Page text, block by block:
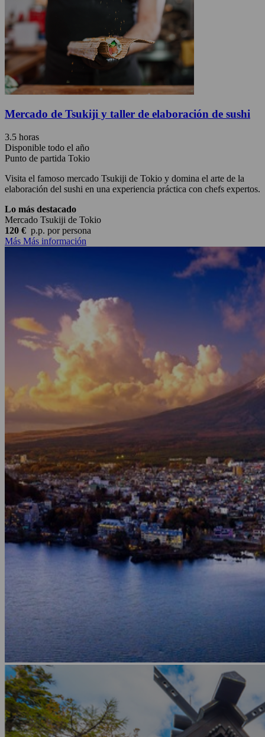
Mercado de Tsukiji y taller de elaboración de sushi
3.5 horas
Disponible todo el año
Punto de partida Tokio
Visita el famoso mercado Tsukiji de Tokio y domina el arte de la
elaboración del sushi en una experiencia práctica con chefs expertos.
Lo más destacado
Mercado Tsukiji de Tokio
120 € p.p. por persona
Más Más información